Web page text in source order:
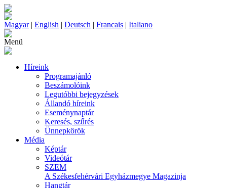
Magyar| English | Deutsch | Francais | Italiano
Menü
Híreink
Programajánló
Beszámolóink
Legutóbbi bejegyzések
Állandó híreink
Eseménynaptár
Keresés, szűrés
Ünnepkörök
Média
Képtár
Videótár
SZEM
A Székesfehérvári Egyházmegye Magazinja
Hangtár